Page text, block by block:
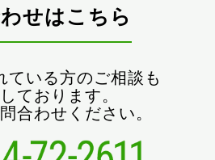
せはこちら
ている方のご相談も
ております。
合わせください。